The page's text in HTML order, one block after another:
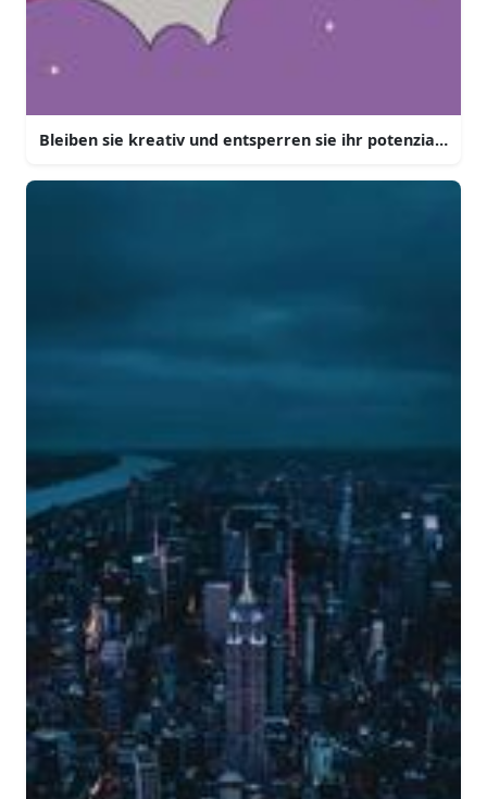
Bleiben sie kreativ und entsperren sie ihr potenzial mit